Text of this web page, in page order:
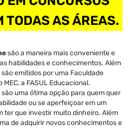
TODAS AS ÁREAS.
são a maneira mais conveniente e
habilidades e conhecimentos. Além
emitidos por uma Faculdade
a FASUL Educacional.
uma ótima opção para quem quer
ou se aperfeiçoar em um
ter que investir muito dinheiro. Além
de adquirir novos conhecimentos e